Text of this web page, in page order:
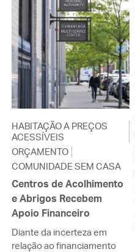
HABITAÇÃO A PREÇOS
ACESSÍVEIS
ORÇAMENTO
COMUNIDADE SEM CASA
Centros de Acolhimento
e Abrigos Recebem
Apoio Financeiro
Diante da incerteza em
relação ao financiamento